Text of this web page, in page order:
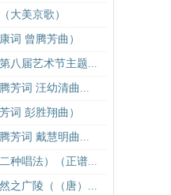
大美京歌）
词 曾腾芳曲）
八届艺术节主题...
芳词 汪幼清曲...
词 彭胜翔曲）
芳词 戴慧明曲...
种唱法）（正谱...
之广陵（（唐）...